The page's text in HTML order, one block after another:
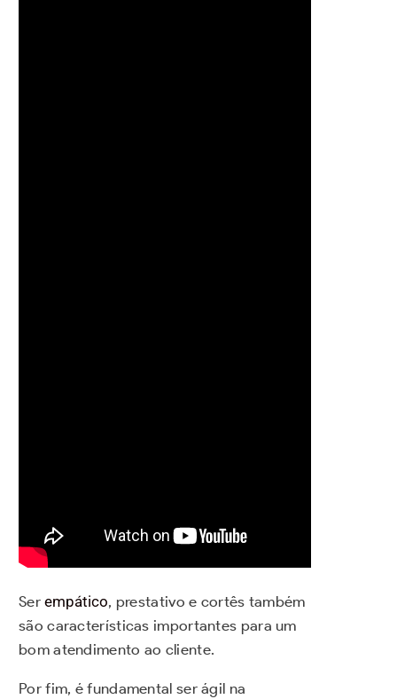
Serempático, prestativo e cortês também
são características importantes para um
bom atendimento ao cliente.
Por fim, é fundamental ser ágil na